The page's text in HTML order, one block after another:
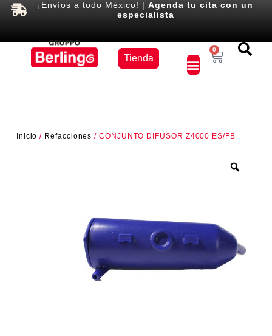
¡Envíos a todo México! |Agenda tu cita con un
especialista
Tienda
0
Inicio / Refacciones / CONJUNTO DIFUSOR Z4000 ES/FB